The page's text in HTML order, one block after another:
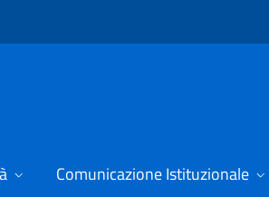
Comunicazione Istituzionale